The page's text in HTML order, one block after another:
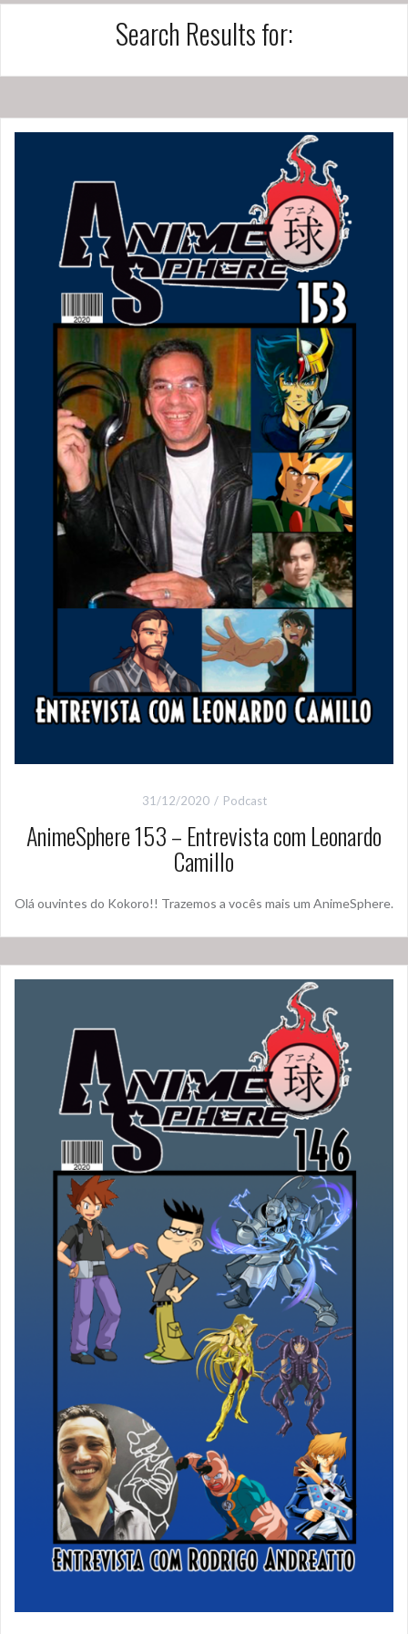
Search Results for:
31/12/2020 Podcast
AnimeSphere 153 – Entrevista com Leonardo
Camillo
Olá ouvintes do Kokoro!! Trazemos a vocês mais um AnimeSphere.